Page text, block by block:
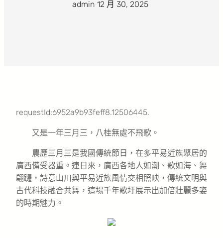
admin 12 月 30, 2025
requestId:6952a9b93feff8.12506445.
又是一年三月三，八桂無處不飛歌。
農歷三月三是我國傳統節日，在多平易近族聚居的
廣西備受器重。連日來，廣西各地人如潮、歌如海、舞
翩躚，詩意山川與平易近族風情交相照映，傳統文明與
古代科技融合共舞，這場千年歌圩展示出加倍壯麗多姿
的時期魅力。